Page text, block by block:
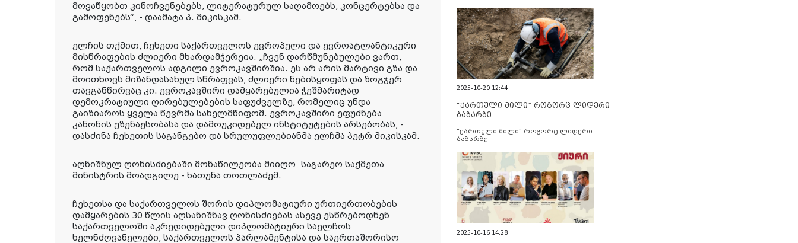
მოვაწყობთ კინოჩვენებებს, ლიტერატურულ საღამოებს, კონცერტებსა და
გამოფენებს“, - დაამატა პ. მიკისკამ.
ელჩის თქმით, ჩეხეთი საქართველოს ევროპული და ევროატლანტიკური
მისწრაფების ძლიერი მხარდამჭერეია. „ჩვენ დარწმუნებულები ვართ,
რომ საქართველოს ადგილი ევროკავშირშია. ეს არ არის მარტივი გზა და
მოითხოვს მიზანდასახულ სწრაფვას, ძლიერი ნებისყოფას და ზოგჯერ
თავგანწირვაც კი. ევროკავშირი დამყარებულია ჭეშმარიტად
დემოკრატიული ღირებულებების საფუძველზე, რომელიც უნდა
გაიზიაროს ყველა წევრმა სახელმწიფომ. ევროკავშირი ეფუძნება
კანონის უზენაესობასა და დამოუკიდებელ ინსტიტუტების არსებობას, -
დასძინა ჩეხეთის საგანგებო და სრულუფლებიანმა ელჩმა პეტრ მიკისკამ.
აღნიშნულ ღონისძიებაში მონაწილეობა მიიღო საგარეო საქმეთა
მინისტრის მოადგილე - ხათუნა თოთლაძემ.
ჩეხეთსა და საქართველოს შორის დიპლომატიური ურთიერთობების
დამყარების 30 წლის აღსანიშნავ ღონისძიებას ასევე ესწრებოდნენ
საქართველოში აკრედიდებული დიპლომატიური საელჩოს
ხელნძღვანელები, საქართველოს პარლამენტისა და საერთაშორისო
2025-10-20 12:44
“ქართული მილი” როგორც ლიდერი
ბაზარზე
“ქართული მილი” როგორც ლიდერი
ბაზარზე
2025-10-16 14:28